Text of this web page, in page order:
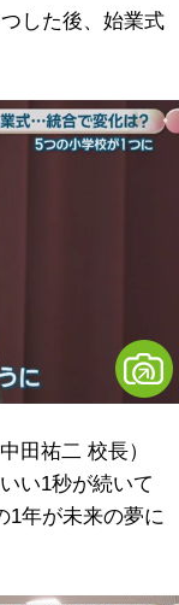
した後、始業式
田祐二 校長）
い1秒が続いて
1年が未来の夢に